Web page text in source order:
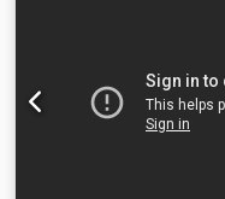
avance: de 0,2 a 6 m/
de funcionamiento:
Dimensiones y peso